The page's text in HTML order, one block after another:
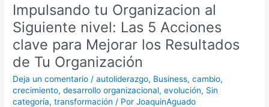
Impulsando tu Organizacion al
Siguiente nivel: Las 5 Acciones
clave para Mejorar los Resultados
de Tu Organización
Deja un comentario /autoliderazgo, Business,cambio,
crecimiento,desarrollo organizacional,evolución, Sin
categoría,transformación / PorJoaquinAguado
Organizacion
al
Siguiente
nivel:
Las
5
Acciones
clave